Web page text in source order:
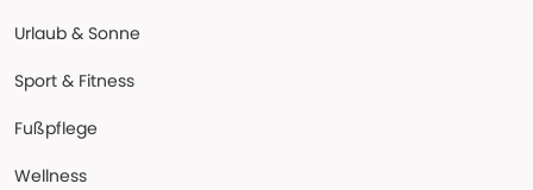
Urlaub & Sonne
Sport & Fitness
Fußpflege
Wellness